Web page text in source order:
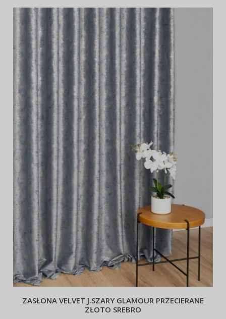
ZASŁONA VELVET J.SZARY GLAMOUR PRZECIERANE
ZŁOTO SREBRO